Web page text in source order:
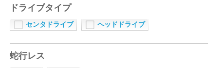
ドライブタイプ
センタドライブ ヘッドドライブ
蛇行レス